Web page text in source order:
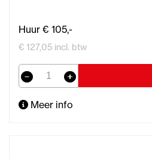
Huur € 105,-
€ 127,05 incl. btw
Meer info